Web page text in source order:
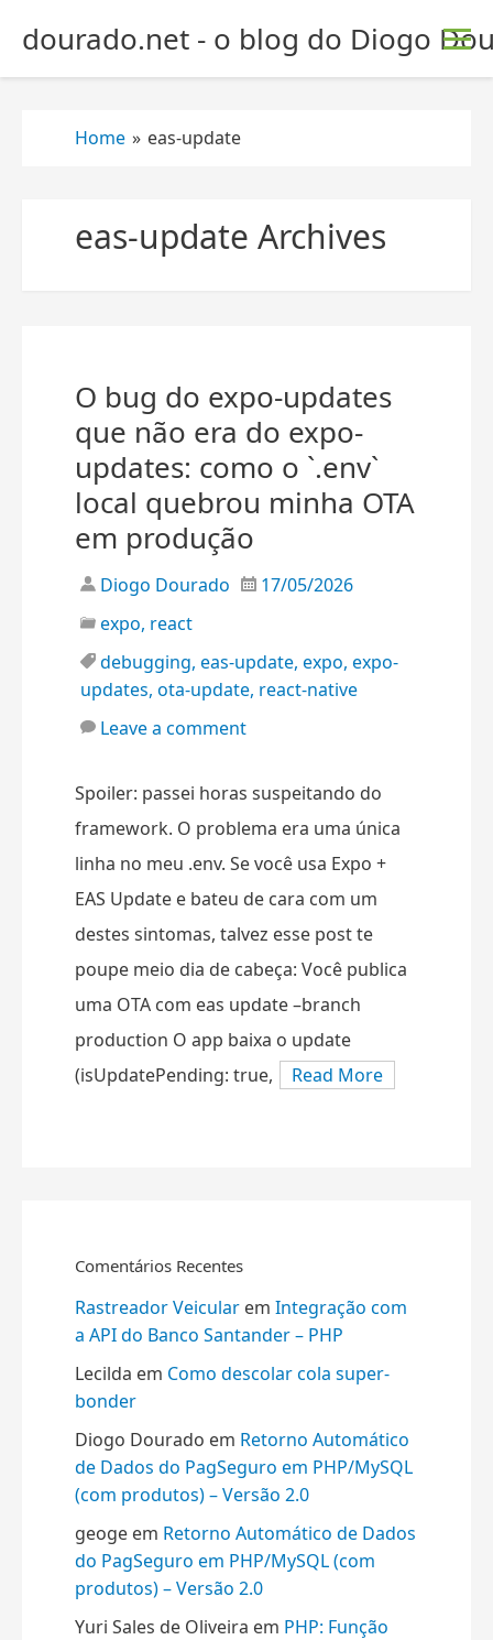
dourado.net - o blog do Diogo
Home » eas-update
eas-update Archives
O bug do expo-updates
que não era do expo-
updates: como o `.env`
local quebrou minha OTA
em produção
Diogo Dourado
17/05/2026
expo, react
debugging, eas-update, expo, expo-
updates, ota-update, react-native
Leave a comment
Spoiler: passei horas suspeitando do
framework. O problema era uma única
linha no meu .env. Se você usa Expo +
EAS Update e bateu de cara com um
destes sintomas, talvez esse post te
poupe meio dia de cabeça: Você publica
uma OTA com eas update –branch
production O app baixa o update
(isUpdatePending: true,
Read More
Comentários Recentes
Rastreador Veicular em Integração com
a API do Banco Santander – PHP
Lecilda em Como descolar cola super-
bonder
Diogo Dourado em Retorno Automático
de Dados do PagSeguro em PHP/MySQL
(com produtos) – Versão 2.0
geoge em Retorno Automático de Dados
do PagSeguro em PHP/MySQL (com
produtos) – Versão 2.0
Yuri Sales de Oliveira em PHP: Função